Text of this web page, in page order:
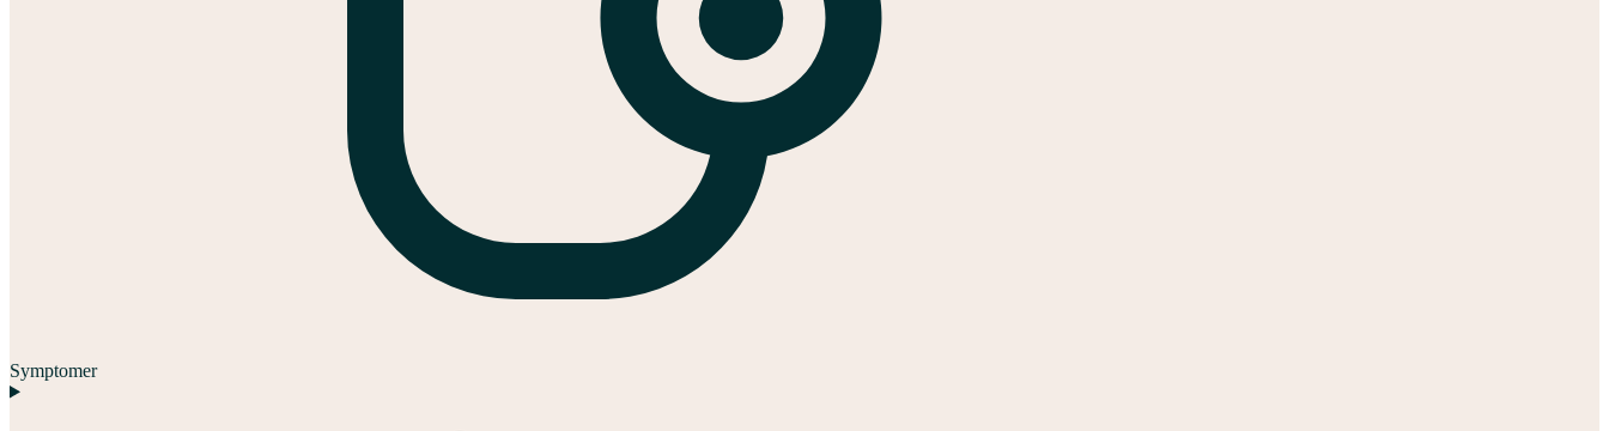
Symptomer